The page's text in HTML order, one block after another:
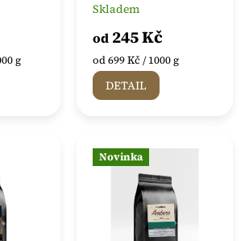
g
Průměrné
produktu
je
5,0
5
Skladem
od 245 Kč
Měrná
cena:
od 699 Kč / 1000 g
DETAIL
Novinka